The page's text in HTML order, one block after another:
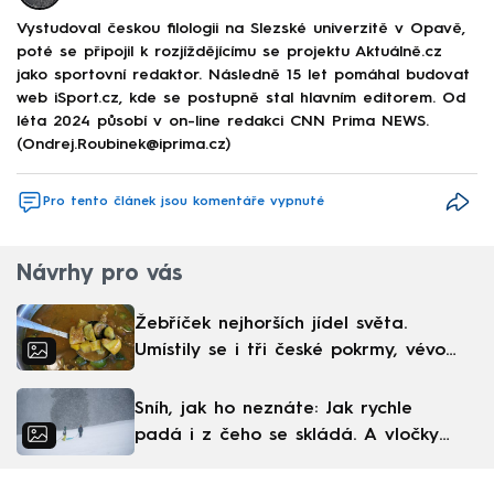
Vystudoval českou filologii na Slezské univerzitě v Opavě,
poté se připojil k rozjíždějícímu se projektu Aktuálně.cz
jako sportovní redaktor. Následně 15 let pomáhal budovat
web iSport.cz, kde se postupně stal hlavním editorem. Od
léta 2024 působí v on-line redakci CNN Prima NEWS.
(Ondrej.Roubinek@iprima.cz)
Pro tento článek jsou komentáře vypnuté
Návrhy pro vás
Žebříček nejhorších jídel světa.
Umístily se i tři české pokrmy, vévodí
Sníh, jak ho neznáte: Jak rychle
padá i z čeho se skládá. A vločky